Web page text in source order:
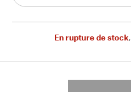
En rupture de stock,